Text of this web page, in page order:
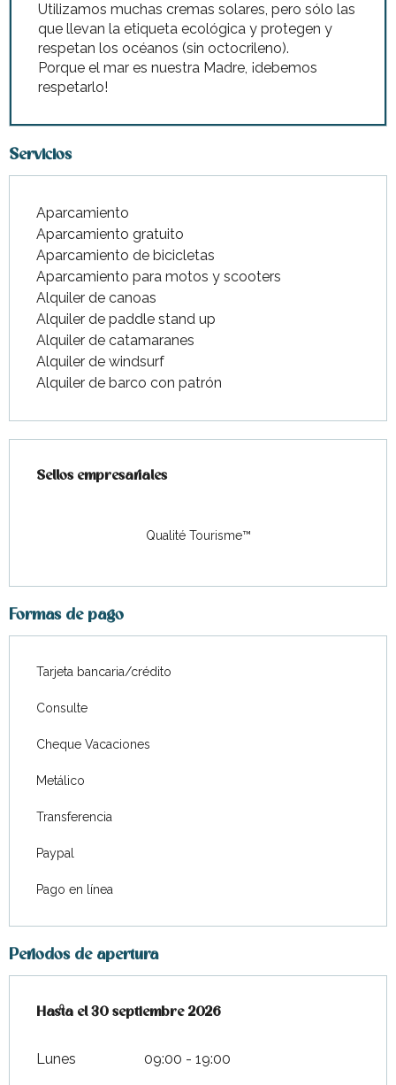
Utilizamos muchas cremas solares, pero sólo las
que llevan la etiqueta ecológica y protegen y
respetan los océanos (sin octocrileno).
Porque el mar es nuestra Madre, ¡debemos
respetarlo!
Servicios
Aparcamiento
Aparcamiento gratuito
Aparcamiento de bicicletas
Aparcamiento para motos y scooters
Alquiler de canoas
Alquiler de paddle stand up
Alquiler de catamaranes
Alquiler de windsurf
Alquiler de barco con patrón
Sellos empresariales
Sellos empresariales
Qualité Tourisme™
Formas de pago
Tarjeta bancaria/crédito
Consulte
Cheque Vacaciones
Metálico
Transferencia
Paypal
Pago en línea
Periodos de apertura
Del1 abril 2026al30 septiembre 2026
Hasta el30 septiembre 2026
Lunes 09:00 - 19:00